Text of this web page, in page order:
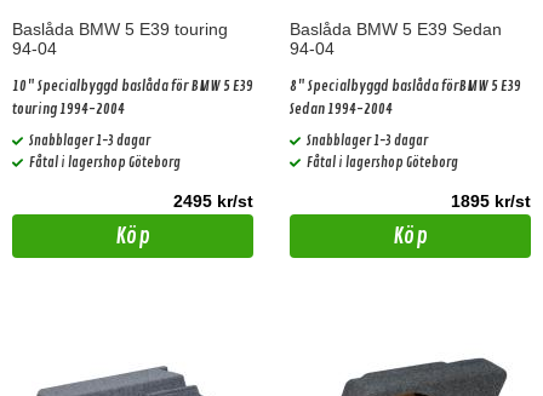
Baslåda BMW 5 E39 touring
94-04
10" Specialbyggd baslåda för BMW 5 E39
touring 1994-2004
Snabblager 1-3 dagar
Fåtal i lagershop Göteborg
2495 kr/st
Köp
Baslåda BMW 5 E39 Sedan
94-04
8" Specialbyggd baslåda förBMW 5 E39
Sedan 1994-2004
Snabblager 1-3 dagar
Fåtal i lagershop Göteborg
1895 kr/st
Köp